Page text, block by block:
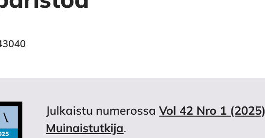
Julkaistu numerossaVol 42 Nro 1 (2025)
Muinaistutkija.